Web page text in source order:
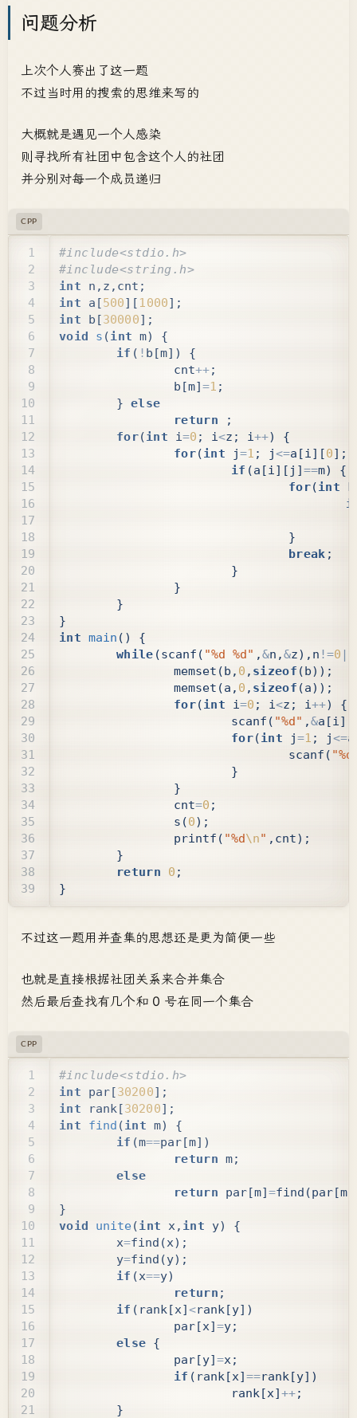
问题分析
上次个人赛出了这一题
不过当时用的搜索的思维来写的
大概就是遇见一个人感染
则寻找所有社团中包含这个人的社团
并分别对每一个成员递归
CPP
14
24
34
int
n , z , cnt ;
int
a [500][ 1000];
int
b [30000];
void
s (int m)
{
if ( ! b [m])
{
cnt++;
b [m]=1 ;
} else
return
;
for(int i=0 ; i<z ; i++)
{
for(int j=1 ; j<=a [i][0];
if (a [i][ j ]==m)
{
for(int k
}
break ;
}
}
}
}
int main ()
{
while (scanf ( "%d %d" ,&n ,&z), n !=0 ||
memset (b , 0 , sizeof (b));
memset (a , 0 , sizeof (a));
for(int i=0 ; i<z ; i++)
{
scanf ( "%d" ,&a [i][
for(int j=1 ; j<=a
scanf (
}
}
cnt=0 ;
s (0);
printf ( "%d\n" , cnt);
}
return
0 ;
}
不过这一题用并查集的思想还是更为简便一些
也就是直接根据社团关系来合并集合
然后最后查找有几个和 0 号在同一个集合
CPP
int
par[30200];
int
rank[30200];
int
find (int m)
{
if (m==par[m])
return m;
else
return
par[m]=find (par[m
}
void
unite(int x, int y)
{
x=find (x);
y=find (y);
if (x==y)
return ;
if ( rank[x]<rank[y])
par[x]=y;
else {
par[y]=x;
if ( rank[x]==rank[y])
rank[x]++;
}